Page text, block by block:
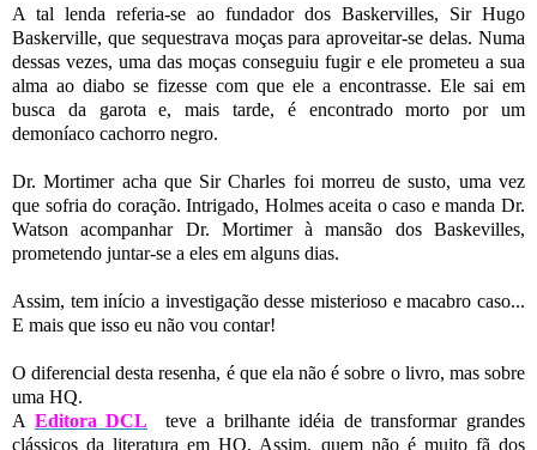
A tal lenda referia-se ao fundador dos Baskervilles, Sir Hugo
Baskerville, que sequestrava moças para aproveitar-se delas. Numa
dessas vezes, uma das moças conseguiu fugir e ele prometeu a sua
alma ao diabo se fizesse com que ele a encontrasse. Ele sai em
busca da garota e, mais tarde, é encontrado morto por um
demoníaco cachorro negro.
Dr. Mortimer acha que Sir Charles foi morreu de susto, uma vez
que sofria do coração. Intrigado, Holmes aceita o caso e manda Dr.
Watson acompanhar Dr. Mortimer à mansão dos Baskevilles,
prometendo juntar-se a eles em alguns dias.
Assim, tem início a investigação desse misterioso e macabro caso...
E mais que isso eu não vou contar!
O diferencial desta resenha, é que ela não é sobre o livro, mas sobre
uma HQ.
A Editora DCL teve a brilhante idéia de transformar grandes
clássicos da literatura em HQ. Assim, quem não é muito fã dos